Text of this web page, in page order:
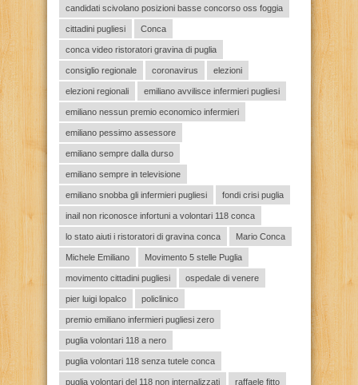
candidati scivolano posizioni basse concorso oss foggia
cittadini pugliesi Conca
conca video ristoratori gravina di puglia
consiglio regionale coronavirus elezioni
elezioni regionali emiliano avvilisce infermieri pugliesi
emiliano nessun premio economico infermieri
emiliano pessimo assessore
emiliano sempre dalla durso
emiliano sempre in televisione
emiliano snobba gli infermieri pugliesi fondi crisi puglia
inail non riconosce infortuni a volontari 118 conca
lo stato aiuti i ristoratori di gravina conca Mario Conca
Michele Emiliano Movimento 5 stelle Puglia
movimento cittadini pugliesi ospedale di venere
pier luigi lopalco policlinico
premio emiliano infermieri pugliesi zero
puglia volontari 118 a nero
puglia volontari 118 senza tutele conca
puglia volontari del 118 non internalizzati raffaele fitto